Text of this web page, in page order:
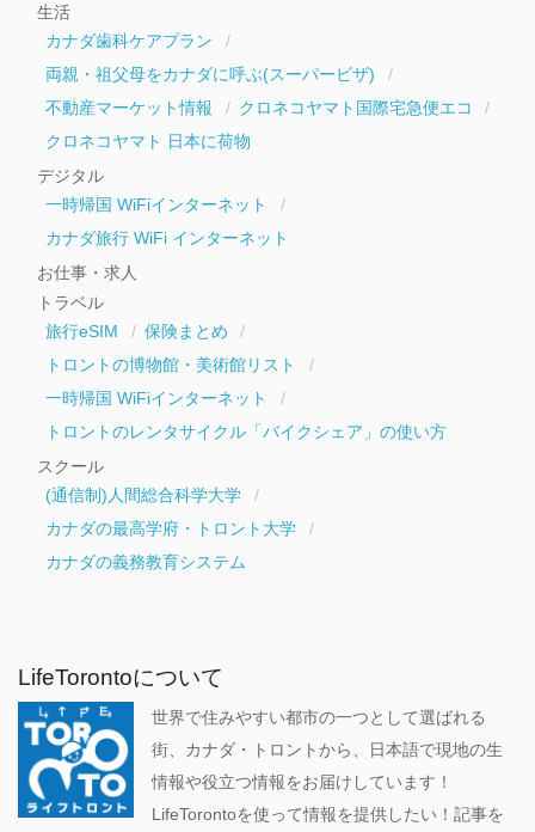
生活
カナダ歯科ケアプラン
両親・祖父母をカナダに呼ぶ(スーパービザ)
不動産マーケット情報
クロネコヤマト国際宅急便エコ
クロネコヤマト 日本に荷物
デジタル
一時帰国 WiFiインターネット
カナダ旅行 WiFi インターネット
お仕事・求人
トラベル
旅行eSIM
保険まとめ
トロントの博物館・美術館リスト
一時帰国 WiFiインターネット
トロントのレンタサイクル「バイクシェア」の使い方
スクール
(通信制)人間総合科学大学
カナダの最高学府・トロント大学
カナダの義務教育システム
LifeTorontoについて
世界で住みやすい都市の一つとして選ばれる
街、カナダ・トロントから、日本語で現地の生
情報や役立つ情報をお届けしています！
LifeTorontoを使って情報を提供したい！記事を